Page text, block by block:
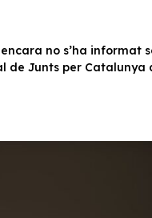
no s’ha informat
de Junts per Catalunya